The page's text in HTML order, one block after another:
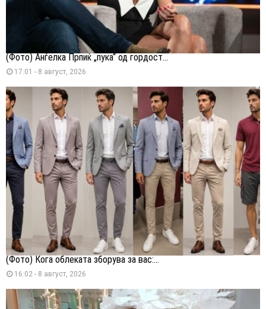
(Фото) Анѓелка Прпиќ „пука“ од гордост...
17:01 - 8 август, 2026
(Фото) Кога облеката зборува за вас:...
16:02 - 8 август, 2026